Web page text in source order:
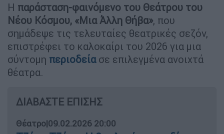
Η παράσταση-φαινόμενο του Θεάτρου του
Νέου Κόσμου, «Μια Άλλη Θήβα», που
σημάδεψε τις τελευταίες θεατρικές σεζόν,
επιστρέφει το καλοκαίρι του 2026 για μια
σύντομη περιοδεία σε επιλεγμένα ανοιχτά
θέατρα.
ΔΙΑΒΑΣΤΕ ΕΠΙΣΗΣ
Θέατρο|09.02.2026 20:00